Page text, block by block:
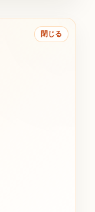
閉じる